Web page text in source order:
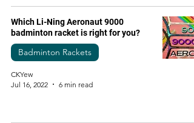
Which Li-Ning Aeronaut 9000
badminton racket is right for you?
Badminton Rackets
CKYew
Jul 16, 2022
6 min read